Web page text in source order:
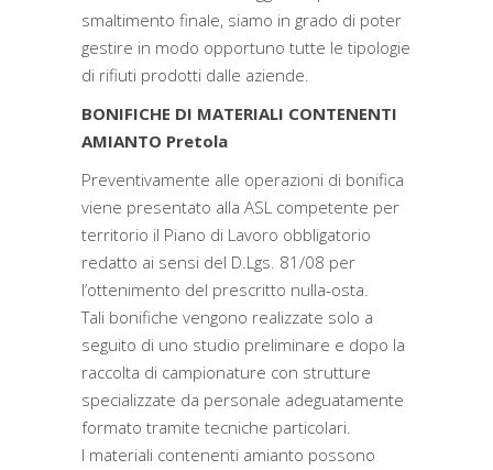
smaltimento finale, siamo in grado di poter
gestire in modo opportuno tutte le tipologie
di rifiuti prodotti dalle aziende.
BONIFICHE DI MATERIALI CONTENENTI
AMIANTO Pretola
Preventivamente alle operazioni di bonifica
viene presentato alla ASL competente per
territorio il Piano di Lavoro obbligatorio
redatto ai sensi del D.Lgs. 81/08 per
l’ottenimento del prescritto nulla-osta.
Tali bonifiche vengono realizzate solo a
seguito di uno studio preliminare e dopo la
raccolta di campionature con strutture
specializzate da personale adeguatamente
formato tramite tecniche particolari.
I materiali contenenti amianto possono